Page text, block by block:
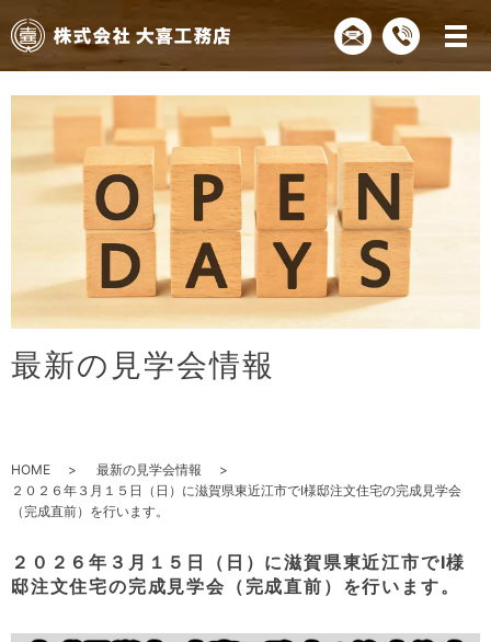
最新の 見学会情報
HOME
最新の見学会情報
２０２６年３月１５日（日）に滋賀県東近江市でI様邸注文住宅の完成見学会
（完成直前）を行います。
２０２６年３月１５日（日）に滋賀県東近江市でI様
邸注文住宅の完成見学会（完成直前）を行います。